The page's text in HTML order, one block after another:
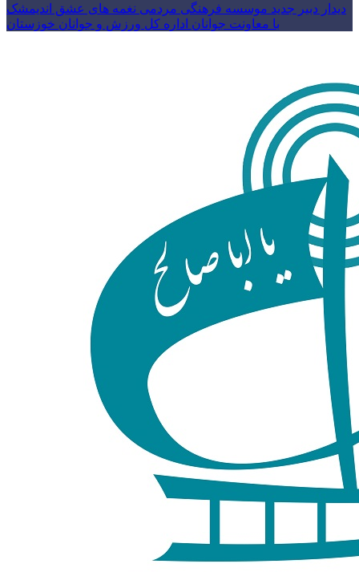
دیدار دبیر جدید موسسه فرهنگی مردمی نغمه های عشق اندیمشک
با معاونت جوانان اداره کل ورزش و جوانان خوزستان